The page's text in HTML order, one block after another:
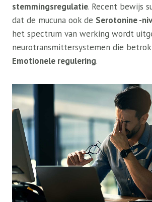
stemmingsregulatie. Recent bewijs
dat de mucuna ook de Serotonine -
het spectrum van werking wordt
neurotransmittersystemen die
Emotionele regulering.